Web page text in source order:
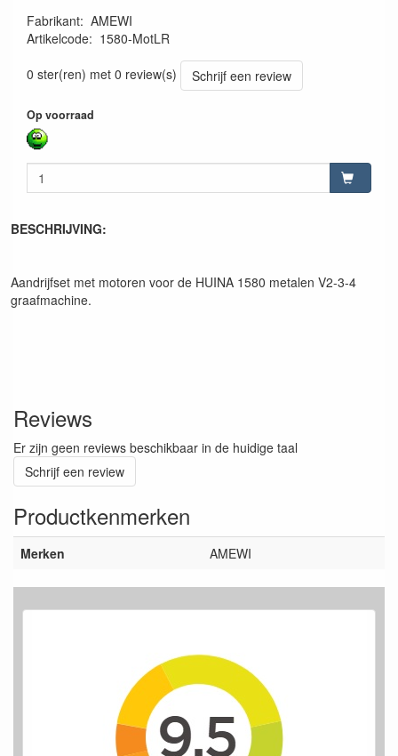
Fabrikant: AMEWI
Artikelcode: 1580-MotLR
0 ster(ren) met 0 review(s)
Schrijf een review
Op voorraad
BESCHRIJVING:
Aandrijfset met motoren voor de HUINA 1580 metalen V2-3-4
graafmachine.
Reviews
Er zijn geen reviews beschikbaar in de huidige taal
Schrijf een review
Productkenmerken
Merken AMEWI